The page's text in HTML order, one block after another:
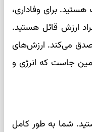
هستید. برای وفاداری،
ارزش قائل هستید.
صدق می‌کند. ارزش‌های
همین جاست که انرژی و
شما به طور کامل